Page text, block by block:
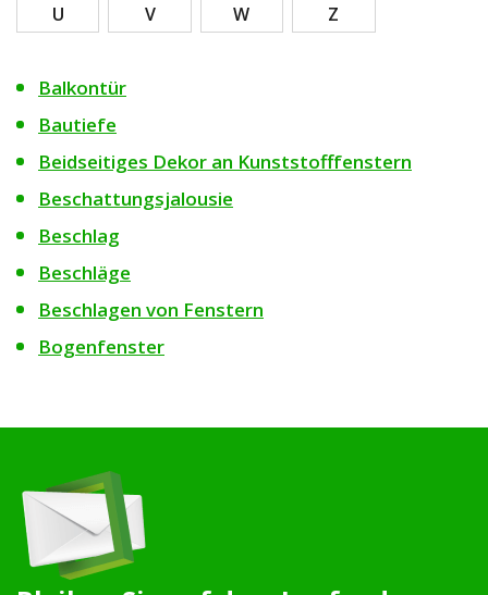
U
V W Z
Balkontür
Bautiefe
Beidseitiges Dekor an Kunststofffenstern
Beschattungsjalousie
Beschlag
Beschläge
Beschlagen von Fenstern
Bogenfenster